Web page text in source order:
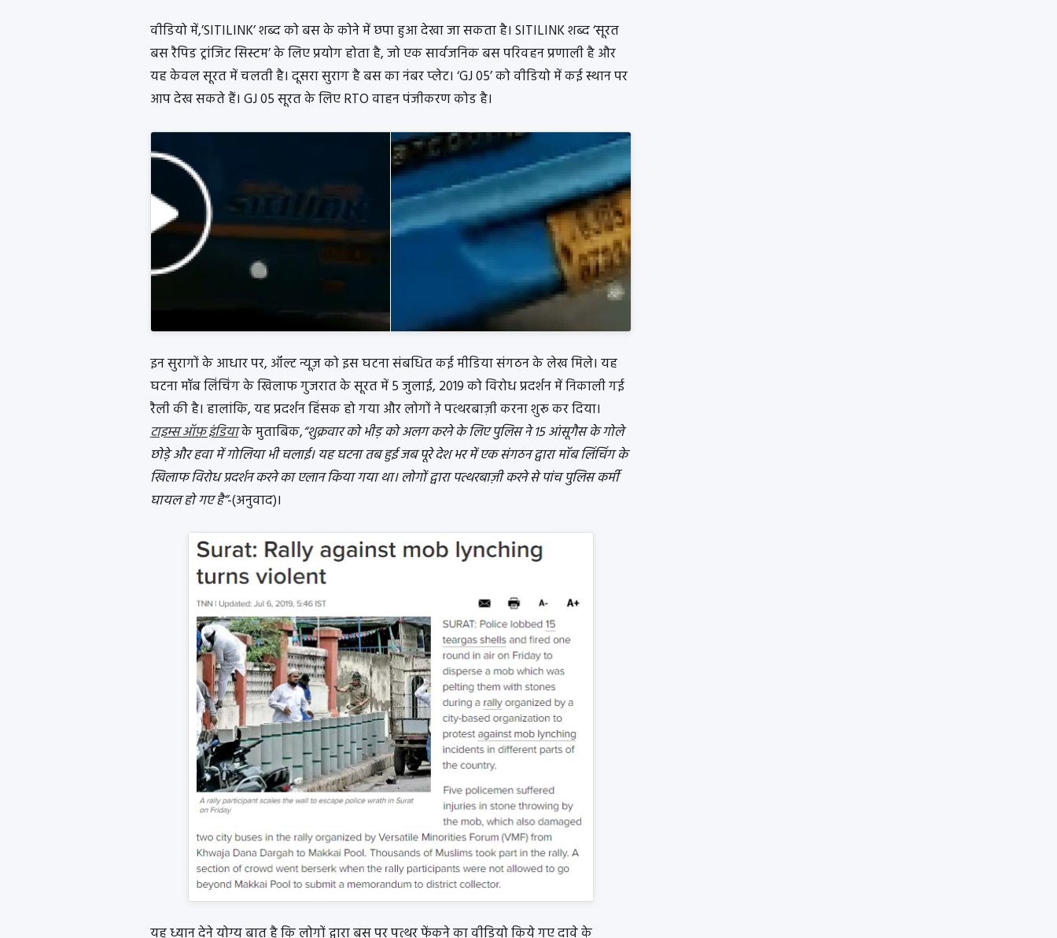
वीडियो में,’SITILINK’ शब्द को बस के कोने में छपा हुआ देखा जा सकता है। SITILINK शब्द ‘सूरत
बस रैपिड ट्रांजिट सिस्टम’ के लिए प्रयोग होता है, जो एक सार्वजनिक बस परिवहन प्रणाली है और
यह केवल सूरत में चलती है। दूसरा सुराग है बस का नंबर प्लेट। ‘GJ 05’ को वीडियो में कई स्थान पर
आप देख सकते हैं। GJ 05 सूरत के लिए RTO वाहन पंजीकरण कोड है।
इन सुरागों के आधार पर, ऑल्ट न्यूज़ को इस घटना संबधित कई मीडिया संगठन के लेख मिले। यह
घटना मॉब लिंचिंग के खिलाफ गुजरात के सूरत में 5 जुलाई, 2019 को विरोध प्रदर्शन में निकाली गई
रैली की है। हालांकि, यह प्रदर्शन हिंसक हो गया और लोगों ने पत्थरबाज़ी करना शुरू कर दिया।
टाइम्स ऑफ़ इंडियाके मुताबिक,“शुक्रवार को भीड़ को अलग करने के लिए पुलिस ने 15 आंसूगैस के गोले
छोड़े और हवा में गोलिया भी चलाई। यह घटना तब हुई जब पूरे देश भर में एक संगठन द्वारा मॉब लिंचिंग के
खिलाफ विरोध प्रदर्शन करने का एलान किया गया था। लोगों द्वारा पत्थरबाज़ी करने से पांच पुलिस कर्मी
घायल हो गए है”-(अनुवाद)।
यह ध्यान देने योग्य बात है कि लोगों द्वारा बस पर पत्थर फेंकने का वीडियो किये गए दावे के